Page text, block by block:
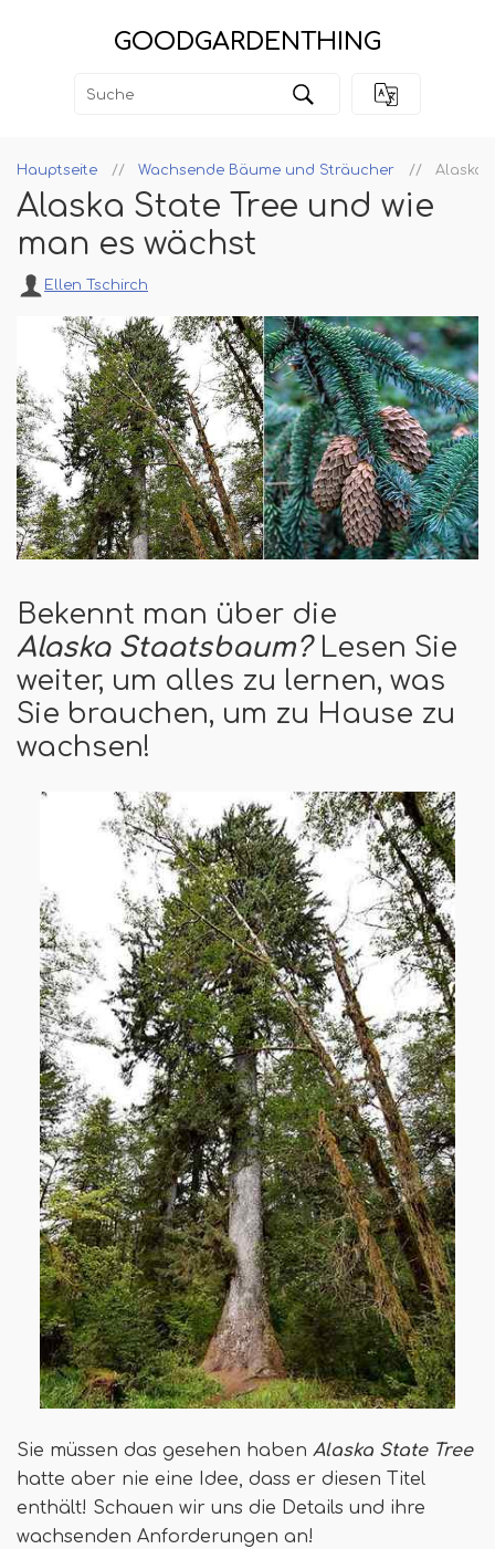
GOODGARDENTHING
Hauptseite Wachsende Bäume und Sträucher Alaska
Alaska State Tree und wie
man es wächst
Ellen Tschirch
Bekennt man über die
AlaskaStaatsbaum?Lesen Sie
weiter, um alles zu lernen, was
Sie brauchen, um zu Hause zu
wachsen!
Sie müssen das gesehen haben Alaska State Tree
hatte aber nie eine Idee, dass er diesen Titel
enthält! Schauen wir uns die Details und ihre
wachsenden Anforderungen an!